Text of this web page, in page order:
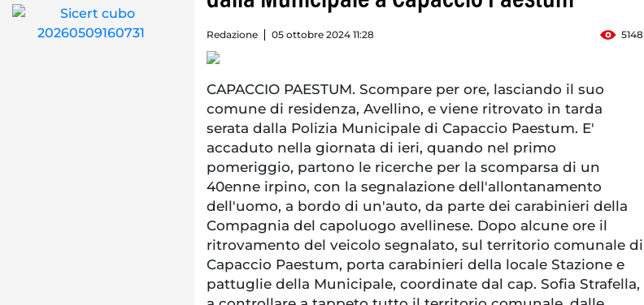
Redazione 05 ottobre 2024 11:28 5148
CAPACCIO PAESTUM. Scompare per ore, lasciando il suo
comune di residenza, Avellino, e viene ritrovato in tarda
serata dalla Polizia Municipale di Capaccio Paestum. E'
accaduto nella giornata di ieri, quando nel primo
pomeriggio, partono le ricerche per la scomparsa di un
40enne irpino, con la segnalazione dell'allontanamento
dell'uomo, a bordo di un'auto, da parte dei carabinieri della
Compagnia del capoluogo avellinese. Dopo alcune ore il
ritrovamento del veicolo segnalato, sul territorio comunale di
Capaccio Paestum, porta carabinieri della locale Stazione e
pattuglie della Municipale, coordinate dal cap. Sofia Strafella,